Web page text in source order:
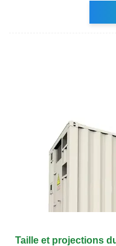
Taille et projections